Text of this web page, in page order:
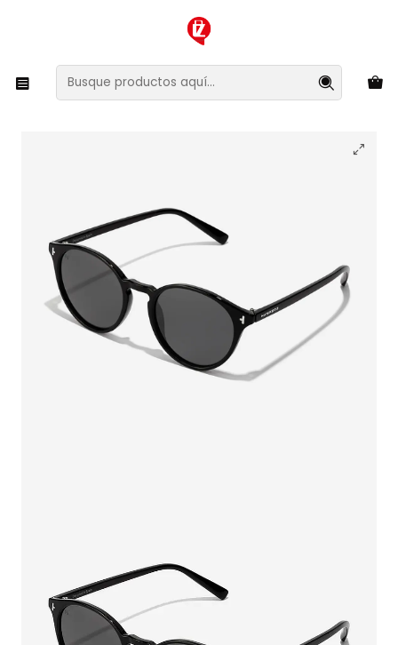
XMAS SALE ¡Compra antes de que la oferta termine!
Lentes y Accesorios Lentes de Sol
Lentes de Sol Polarizado Hawkers Salt HSAL23BBTP